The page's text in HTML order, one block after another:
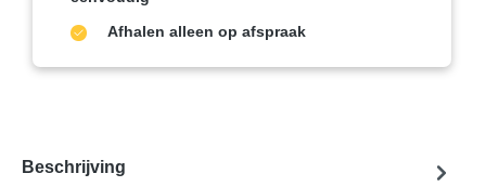
Afhalen alleen op afspraak
Beschrijving